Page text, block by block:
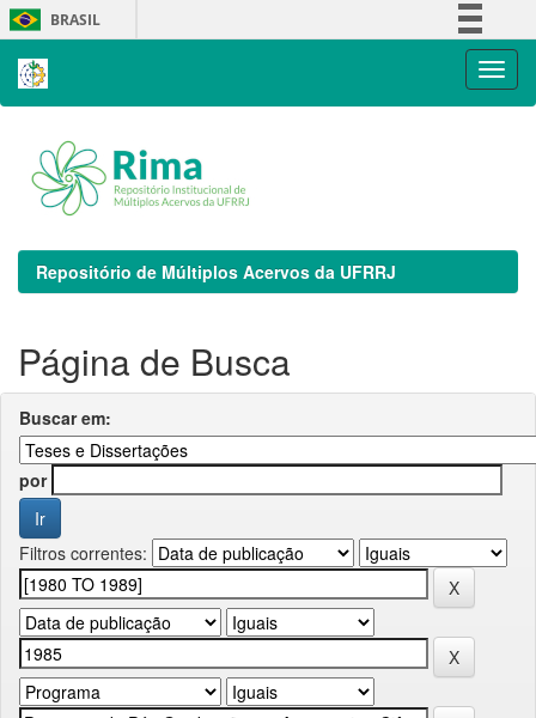
Skip
navigation
BRASIL
Repositório de Múltiplos Acervos da UFRRJ
Página de Busca
Buscar em:
por
Filtros correntes: